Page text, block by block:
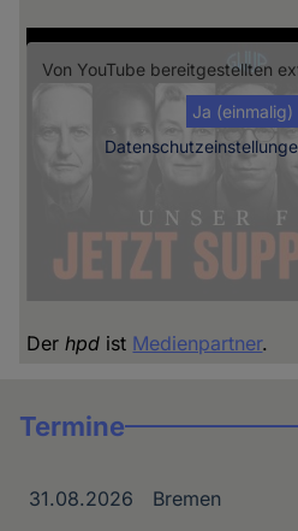
Von YouTube bereitgestellten
Ja (einmalig)
Derhpd ist Medienpartner.
Termine
Datum
31.08.2026
Ort Bremen